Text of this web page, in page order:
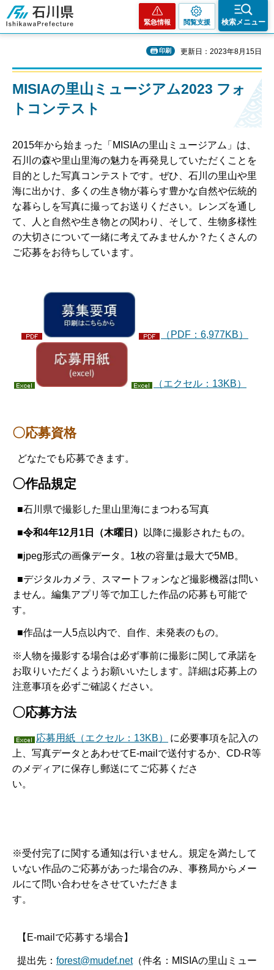
石川県
緊急情報 閲覧支援 検索メニュー
印刷 更新日：2023年8月15日
MISIAの里山ミュージアム2023 フォ
トコンテスト
2015年から始まった「MISIAの里山ミュージアム」は、
石川の森や里山里海の魅力を再発見していただくことを
目的とした写真コンテストです。ぜひ、石川の里山や里
海に出かけ、多くの生き物が暮らす豊かな自然や伝統的
な暮らしを写真に撮ってお送りください。レンズを通し
て、人と自然や生き物との関わり、そして、生物多様性
の大切さについて一緒に考えてみませんか？たくさんの
ご応募をお待ちしています。
（PDF：6,977KB）
（エクセル：13KB）
〇応募資格
どなたでも応募できます。
〇作品規定
■石川県で撮影した里山里海にまつわる写真
■令和4年12月1日（木曜日） 以降に撮影されたもの。
■jpeg形式の画像データ。1枚の容量は最大で5MB。
■デジタルカメラ、スマートフォンなど撮影機器は問い
ません。編集アプリ等で加工した作品の応募も可能で
す。
■作品は一人5点以内で、自作、未発表のもの。
※人物を撮影する場合は必ず事前に撮影に関して承諾を
お取りいただくようお願いいたします。詳細は応募上の
注意事項を必ずご確認ください。
〇応募方法
応募用紙（エクセル：13KB）
に必要事項を記入の
上、写真データとあわせてE-mailで送付するか、CD-R等
のメディアに保存し郵送にてご応募くださ
い。
※受付完了に関する通知は行いません。規定を満たして
いない作品のご応募があった場合のみ、事務局からメー
ルにて問い合わせをさせていただきま
す。
【E-mailで応募する場合】
提出先： forest@mudef.net（件名：MISIAの里山ミュー